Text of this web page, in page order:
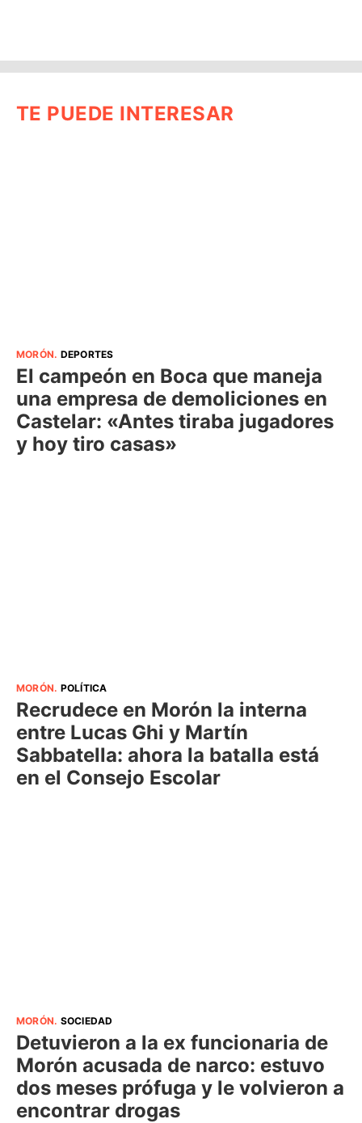
TE PUEDE INTERESAR
MORÓN. DEPORTES
El campeón en Boca que maneja
una empresa de demoliciones en
Castelar: «Antes tiraba jugadores
y hoy tiro casas»
MORÓN. POLÍTICA
Recrudece en Morón la interna
entre Lucas Ghi y Martín
Sabbatella: ahora la batalla está
en el Consejo Escolar
MORÓN. SOCIEDAD
Detuvieron a la ex funcionaria de
Morón acusada de narco: estuvo
dos meses prófuga y le volvieron a
encontrar drogas